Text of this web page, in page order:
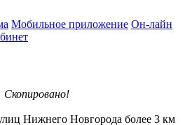
Мобильное приложение Он-лайн
Скопировано!
Нижнего Новгорода более 3 км